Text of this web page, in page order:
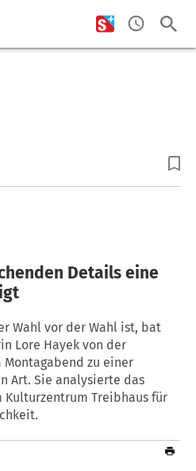
Details eine
Wahl vor der Wahl ist, bat
Lore Hayek von der
zu einer
Art. Sie analysierte das
Kulturzentrum Treibhaus für